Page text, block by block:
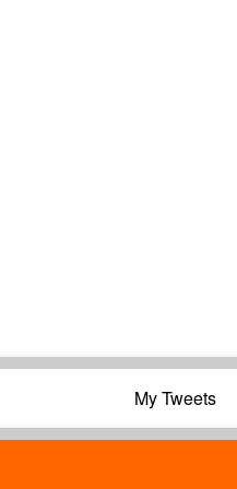
My Tweets